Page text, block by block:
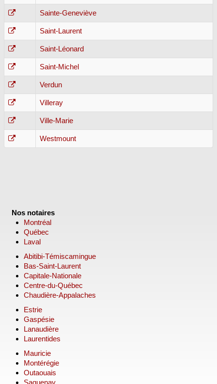
Sainte-Geneviève
Saint-Laurent
Saint-Léonard
Saint-Michel
Verdun
Villeray
Ville-Marie
Westmount
Nos notaires
Montréal
Québec
Laval
Abitibi-Témiscamingue
Bas-Saint-Laurent
Capitale-Nationale
Centre-du-Québec
Chaudière-Appalaches
Estrie
Gaspésie
Lanaudière
Laurentides
Mauricie
Montérégie
Outaouais
Saguenay